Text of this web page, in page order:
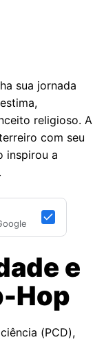
sua jornada
religioso. A
com seu
inspirou a
e
Hop
(PCD),